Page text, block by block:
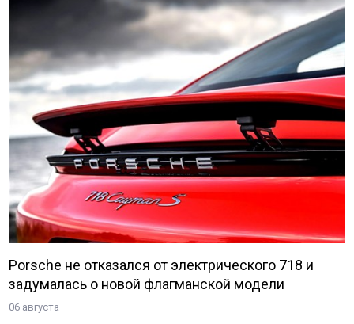
Porsche не отказался от электрического 718 и
задумалась о новой флагманской модели
06 августа